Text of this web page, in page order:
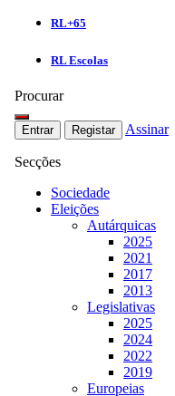
RL+65
RL Escolas
Procurar
Entrar Registar Assinar
Secções
Sociedade
Eleições
Autárquicas
2025
2021
2017
2013
Legislativas
2025
2024
2022
2019
Europeias